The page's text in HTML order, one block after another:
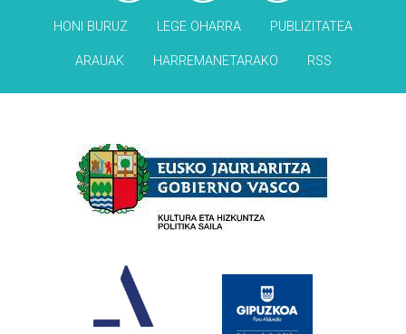
HONI BURUZ LEGE OHARRA PUBLIZITATEA
ARAUAK HARREMANETARAKO RSS